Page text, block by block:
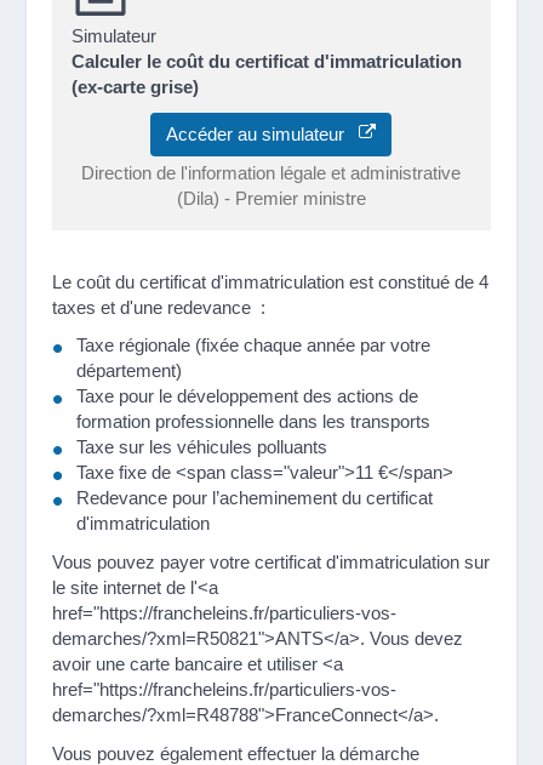
Simulateur
Calculer le coût du certificat d'immatriculation
(ex-carte grise)
Accéder au simulateur
Direction de l'information légale et administrative
(Dila) - Premier ministre
Le coût du certificat d'immatriculation est constitué de 4
taxes et d'une redevance :
Taxe régionale (fixée chaque année par votre
département)
Taxe pour le développement des actions de
formation professionnelle dans les transports
Taxe sur les véhicules polluants
Taxe fixe de <span class="valeur">11 €</span>
Redevance pour l’acheminement du certificat
d'immatriculation
Vous pouvez payer votre certificat d'immatriculation sur
le site internet de l'<a
href="https://francheleins.fr/particuliers-vos-
demarches/?xml=R50821">ANTS</a>. Vous devez
avoir une carte bancaire et utiliser <a
href="https://francheleins.fr/particuliers-vos-
demarches/?xml=R48788">FranceConnect</a>.
Vous pouvez également effectuer la démarche